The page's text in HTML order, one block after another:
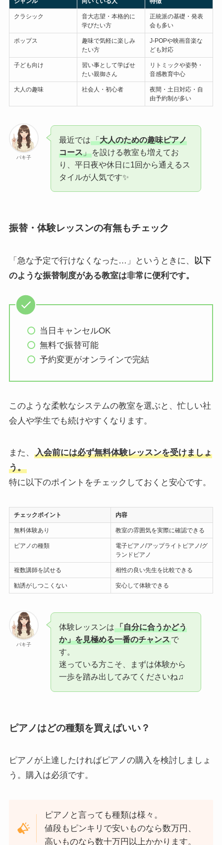
クラシック
音大志望・本格的に
学びたい方
正統派の基礎・発表
会も多い
ポップス
趣味で気軽に楽しみ
たい方
J-POPや映画音楽な
ども対応
子ども向け
習い事として学ばせ
たい親御さん
リトミックや姿勢・
音感教育中心
大人の趣味 社会人・初心者
夜間・土日対応・自
由予約制が多い
パキ子
最近では「大人のための趣味ピアノ
コース」 を設ける教室も増えてお
り、平日夜や休日に1回から通えるス
タイルが人気です✨️
振替・体験レッスンの有無もチェック
「急な予定で行けなくなった…」というときに、 以下
のような振替制度がある教室は非常に便利です。
当日キャンセルOK
無料で振替可能
予約変更がオンラインで完結
このような柔軟なシステムの教室を選ぶと、忙しい社
会人や学生でも続けやすくなります。
また、
入会前には必ず無料体験レッスンを受けましょ
う。
特に以下のポイントをチェックしておくと安心です。
チェックポイント 内容
無料体験あり 教室の雰囲気を実際に確認できる
ピアノの種類
電子ピアノ/アップライトピアノ/グ
ランドピアノ
複数講師を試せる 相性の良い先生を比較できる
勧誘がしつこくない 安心して体験できる
パキ子
体験レッスンは「自分に合うかどう
か」を見極める一番のチャンスで
す。
迷っている方こそ、まずは体験から
一歩を踏み出してみてくださいね♫
ピアノはどの種類を買えばいい？
ピアノが上達したければピアノの購入を検討しましょ
う。購入は必須です。
ピアノと言っても種類は様々。
値段もピンキリで安いものなら数万円、
高いものなら数十万円以上かかります。